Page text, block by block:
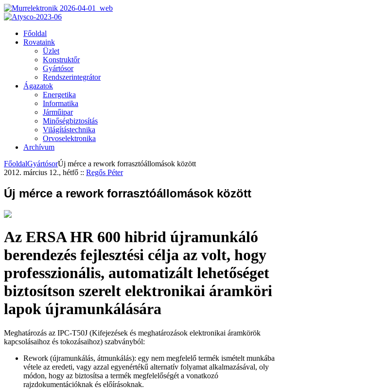
Főoldal
Rovataink
Üzlet
Konstruktőr
Gyártósor
Rendszerintegrátor
Ágazatok
Energetika
Informatika
Járműipar
Minőségbiztosítás
Világítástechnika
Orvoselektronika
Archívum
FőoldalGyártósorÚj mérce a rework forrasztóállomások között
2012. március 12., hétfő :: Regős Péter
Új mérce a rework forrasztóállomások között
Az ERSA HR 600 hibrid újramunkáló
berendezés fejlesztési célja az volt, hogy
professzionális, automatizált lehetőséget
biztosítson szerelt elektronikai áramköri
lapok újramunkálására
Meghatározás az IPC-T50J (Kifejezések és meghatározások elektronikai áramkörök
kapcsolásaihoz és tokozásaihoz) szabványból:
Rework (újramunkálás, átmunkálás): egy nem megfelelő termék ismételt munkába
vétele az eredeti, vagy azzal egyenértékű alternatív folyamat alkalmazásával, oly
módon, hogy az biztosítsa a termék megfelelőségét a vonatkozó
rajzdokumentációknak és előírásoknak.